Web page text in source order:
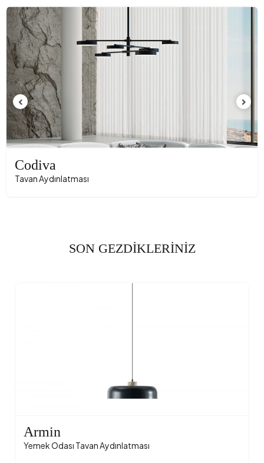
Codiva
Tavan Aydınlatması
SON GEZDİKLERİNİZ
Armin
Yemek Odası Tavan Aydınlatması